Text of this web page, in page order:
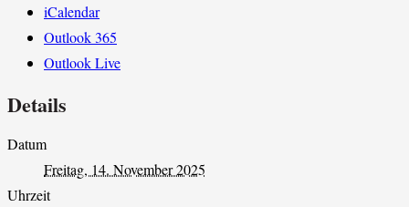
iCalendar
Outlook 365
Outlook Live
Details
Datum
Freitag, 14. November 2025
Uhrzeit